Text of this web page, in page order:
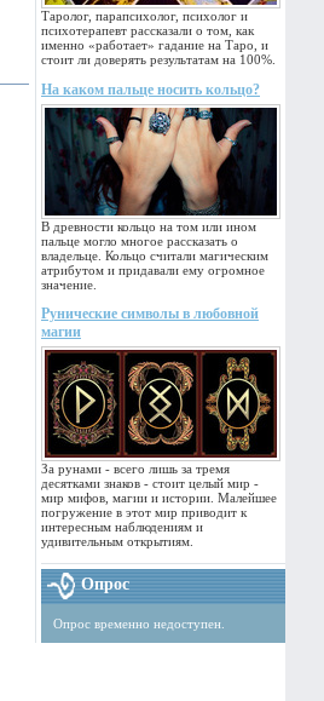
Таролог, парапсихолог, психолог и
психотерапевт рассказали о том, как
именно «работает» гадание на Таро, и
стоит ли доверять результатам на 100%.
На каком пальце носить кольцо?
В древности кольцо на том или ином
пальце могло многое рассказать о
владельце. Кольцо считали магическим
атрибутом и придавали ему огромное
значение.
Рунические символы в любовной
магии
За рунами - всего лишь за тремя
десятками знаков - стоит целый мир -
мир мифов, магии и истории. Малейшее
погружение в этот мир приводит к
интересным наблюдениям и
удивительным открытиям.
Опрос
Опрос временно недоступен.